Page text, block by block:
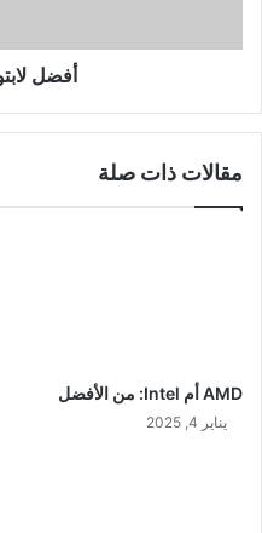
أفضل
مقالات ذات صلة
AMD أم Intel: من الأفضل
يناير 4, 2025